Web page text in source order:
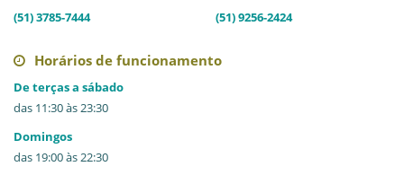
(51) 3785-7444 (51) 9256-2424
Horários de funcionamento
De terças a sábado
das 11:30 às 23:30
Domingos
das 19:00 às 22:30